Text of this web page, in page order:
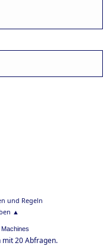
und Regeln
▲
Machines
mit 20 Abfragen.